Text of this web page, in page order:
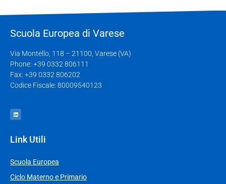
Scuola Europea di Varese
Via Montello, 118 – 21100, Varese (VA)
Phone: +39 0332 806111
Fax: +39 0332 806202
Codice Fiscale: 80009540123
Link Utili
Scuola Europea
Ciclo Materno e Primario